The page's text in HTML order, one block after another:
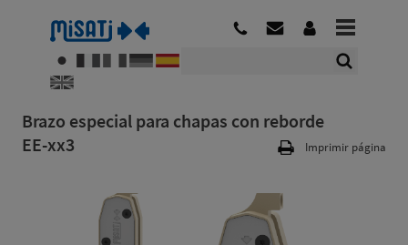
Brazo especial para chapas con reborde
EE-xx3
Imprimir página